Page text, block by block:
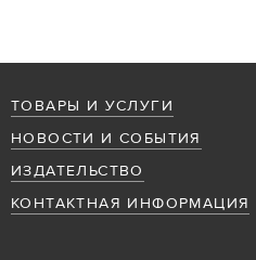
ТОВАРЫ И УСЛУГИ
НОВОСТИ И СОБЫТИЯ
ИЗДАТЕЛЬСТВО
КОНТАКТНАЯ ИНФОРМАЦИЯ